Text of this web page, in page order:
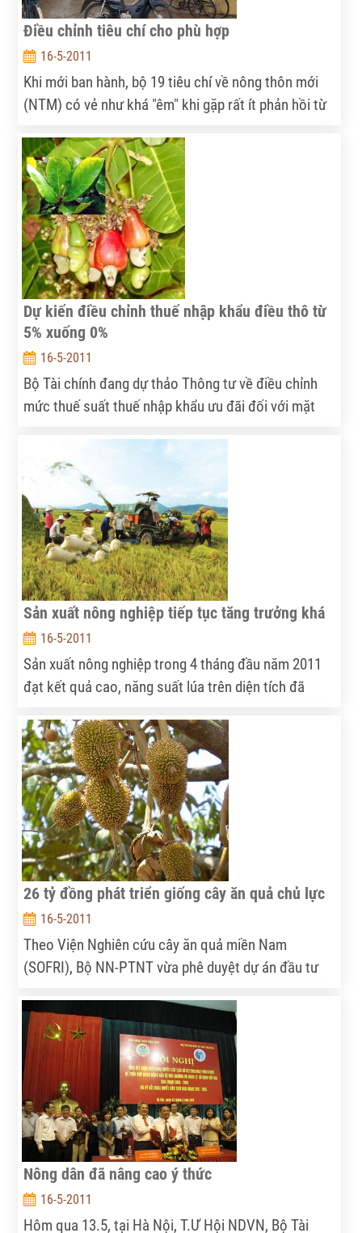
Điều chỉnh tiêu chí cho phù hợp
16-5-2011
Khi mới ban hành, bộ 19 tiêu chí về nông thôn mới
(NTM) có vẻ như khá "êm" khi gặp rất ít phản hồi từ
bắt tay vào xây dựng NTM, hàng loạt tiêu chí cả
"tĩnh" cả "động" mới được hồi âm bằng tiếng nói từ
cơ sở.
Dự kiến điều chỉnh thuế nhập khẩu điều thô từ
5% xuống 0%
16-5-2011
Bộ Tài chính đang dự thảo Thông tư về điều chỉnh
mức thuế suất thuế nhập khẩu ưu đãi đối với mặt
khẩu ưu đãi từ 5% xuống còn 0%.
Sản xuất nông nghiệp tiếp tục tăng trưởng khá
16-5-2011
Sản xuất nông nghiệp trong 4 tháng đầu năm 2011
đạt kết quả cao, năng suất lúa trên diện tích đã
thành công bước đầu đó là nhờ sự nỗ lực không
ngừng của ngành nông nghiệp, đặc biệt là trong
công tác chỉ đạo,điều hành. Thành công này chính
là đòn bẩy để ngành nông nghiệp tạo được bứt phá
trong năm 2011.
26 tỷ đồng phát triển giống cây ăn quả chủ lực
16-5-2011
Theo Viện Nghiên cứu cây ăn quả miền Nam
(SOFRI), Bộ NN-PTNT vừa phê duyệt dự án đầu tư
phía Nam giai đoạn 2011 – 2015. Tổng vốn đầu tư
dự án gần 26 tỷ đồng do SOFRI làm chủ đầu tư, thực
hiện tại SOFRI (Tiền Giang) và Trung tâm Nghiên cứu
cây ăn quả miền Đông Nam bộ (Bà Rịa- Vũng Tàu).
Nông dân đã nâng cao ý thức
16-5-2011
Hôm qua 13.5, tại Hà Nội, T.Ư Hội NDVN, Bộ Tài